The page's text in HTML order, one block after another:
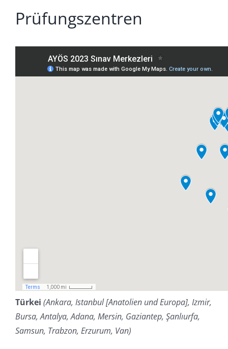
Prüfungszentren
Türkei (Ankara, Istanbul [Anatolien und Europa], Izmir,
Bursa, Antalya, Adana, Mersin, Gaziantep, Şanlıurfa,
Samsun, Trabzon, Erzurum, Van)